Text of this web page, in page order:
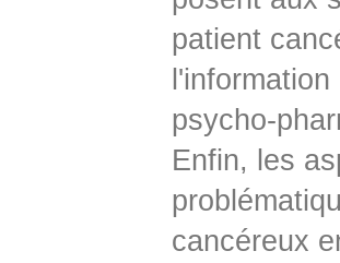
patient
psycho-
Enfin, les
cancéreux